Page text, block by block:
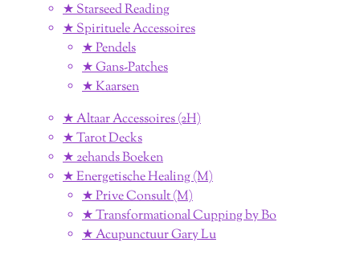
★ Starseed Reading
★ Spirituele Accessoires
★ Pendels
★ Gans-Patches
★ Kaarsen
★ Altaar Accessoires (2H)
★ Tarot Decks
★ 2ehands Boeken
★ Energetische Healing (M)
★ Prive Consult (M)
★ Transformational Cupping by Bo
★ Acupunctuur Gary Lu